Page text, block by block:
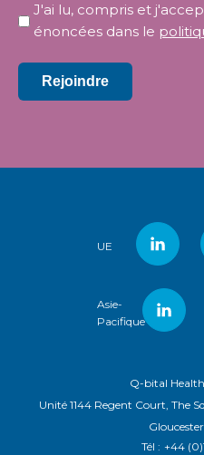
Confidentialité *
J'ai lu, compris et
énoncées dans le
Rejoindre
UE
Asie-
Pacifique
Q-bital
Unité 1144 Regent Court, The
Tél : +44